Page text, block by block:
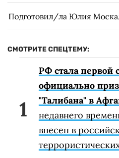
Подготовил/ла Юлия
СМОТРИТЕ СПЕЦТЕМУ:
РФ стала первой
официально
"Талибана" в
недавнего
внесен в